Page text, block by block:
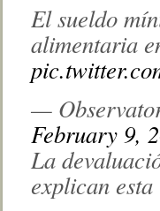
El sueldo
alimentaria
—
February 9,
La
explican